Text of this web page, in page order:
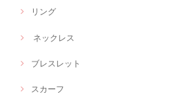
リング
ネックレス
ブレスレット
スカーフ